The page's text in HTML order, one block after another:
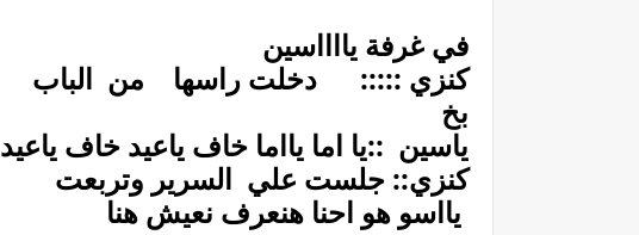
في غرفة يااااسين
كنزي ::::: دخلت راسها من الباب
بخ
ياسين ::يا اما يااما خاف ياعيد خاف ياعيد
كنزي:: جلست علي السرير وتربعت
يااسو هو احنا هنعرف نعيش هنا